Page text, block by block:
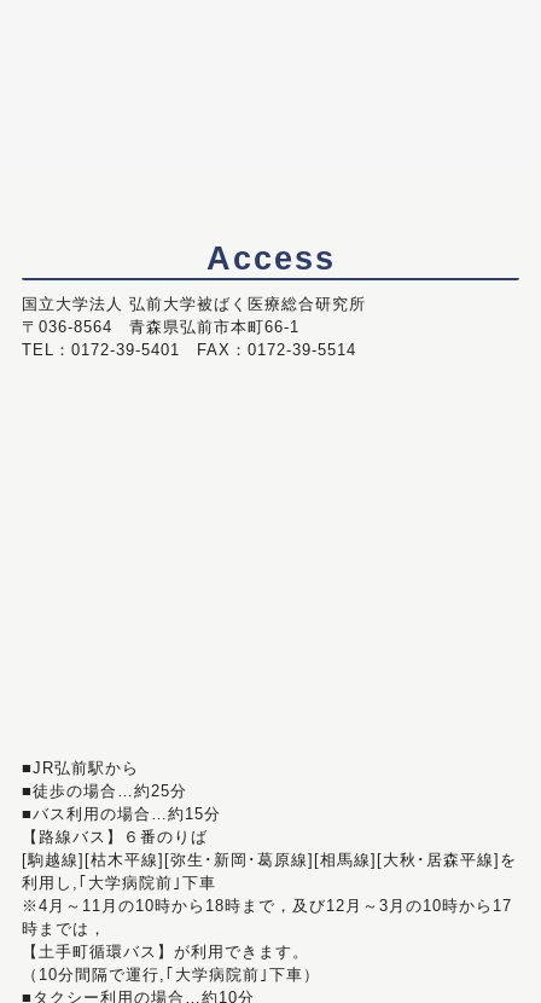
Access
国立大学法人 弘前大学被ばく医療総合研究所
〒036-8564 青森県弘前市本町66-1
TEL：0172-39-5401 FAX：0172-39-5514
■JR弘前駅から
■徒歩の場合…約25分
■バス利用の場合…約15分
【路線バス】６番のりば
[駒越線][枯木平線][弥生･新岡･葛原線][相馬線][大秋･居森平線]を
利用し,｢大学病院前｣下車
※4月～11月の10時から18時まで，及び12月～3月の10時から17
時までは，
【土手町循環バス】が利用できます。
（10分間隔で運行,｢大学病院前｣下車）
■タクシー利用の場合…約10分